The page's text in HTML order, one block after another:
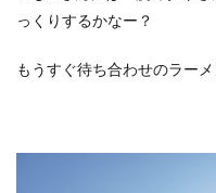
っくりするかなー？
もうすぐ待ち合わせのラー